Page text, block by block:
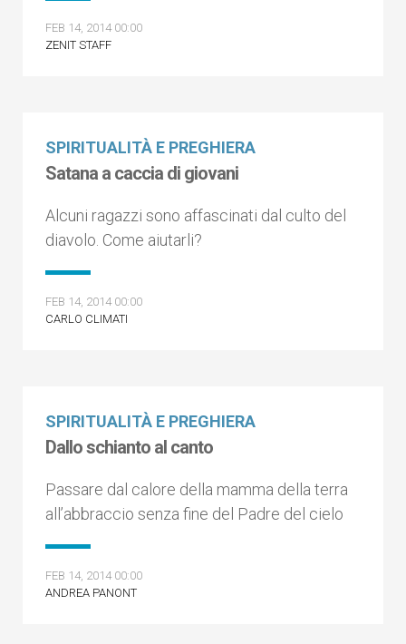
FEB 14, 2014 00:00
ZENIT STAFF
SPIRITUALITÀ E PREGHIERA
Satana a caccia di giovani
Alcuni ragazzi sono affascinati dal culto del
diavolo. Come aiutarli?
FEB 14, 2014 00:00
CARLO CLIMATI
SPIRITUALITÀ E PREGHIERA
Dallo schianto al canto
Passare dal calore della mamma della terra
all’abbraccio senza fine del Padre del cielo
FEB 14, 2014 00:00
ANDREA PANONT